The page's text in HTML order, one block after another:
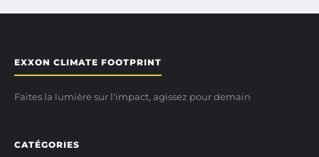
EXXON CLIMATE FOOTPRINT
Faites la lumière sur l'impact, agissez pour demain
CATÉGORIES